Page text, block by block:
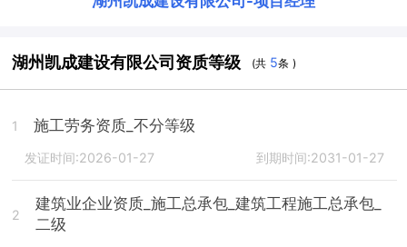
湖州凯成建设有限公司资质等级 (共 5条 )
1 施工劳务资质_不分等级
发证时间:2026-01-27 到期时间:2031-01-27
2
建筑业企业资质_施工总承包_建筑工程施工总承包_
二级